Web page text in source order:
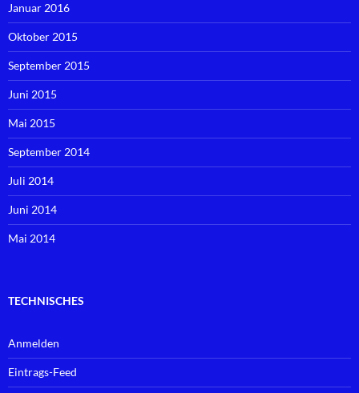
Januar 2016
Oktober 2015
September 2015
Juni 2015
Mai 2015
September 2014
Juli 2014
Juni 2014
Mai 2014
TECHNISCHES
Anmelden
Eintrags-Feed